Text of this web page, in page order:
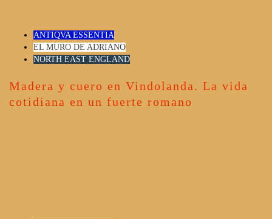
ANTIQVA ESSENTIA
EL MURO DE ADRIANO
NORTH EAST ENGLAND
Madera y cuero en Vindolanda. La vida
cotidiana en un fuerte romano